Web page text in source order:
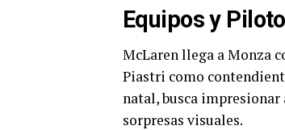
Equipos y
McLaren llega a Monza
Piastri como
natal, busca
sorpresas visuales.